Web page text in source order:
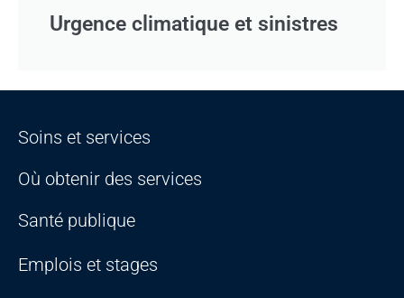
Urgence climatique et sinistres
Soins et services
Où obtenir des services
Santé publique
Emplois et stages